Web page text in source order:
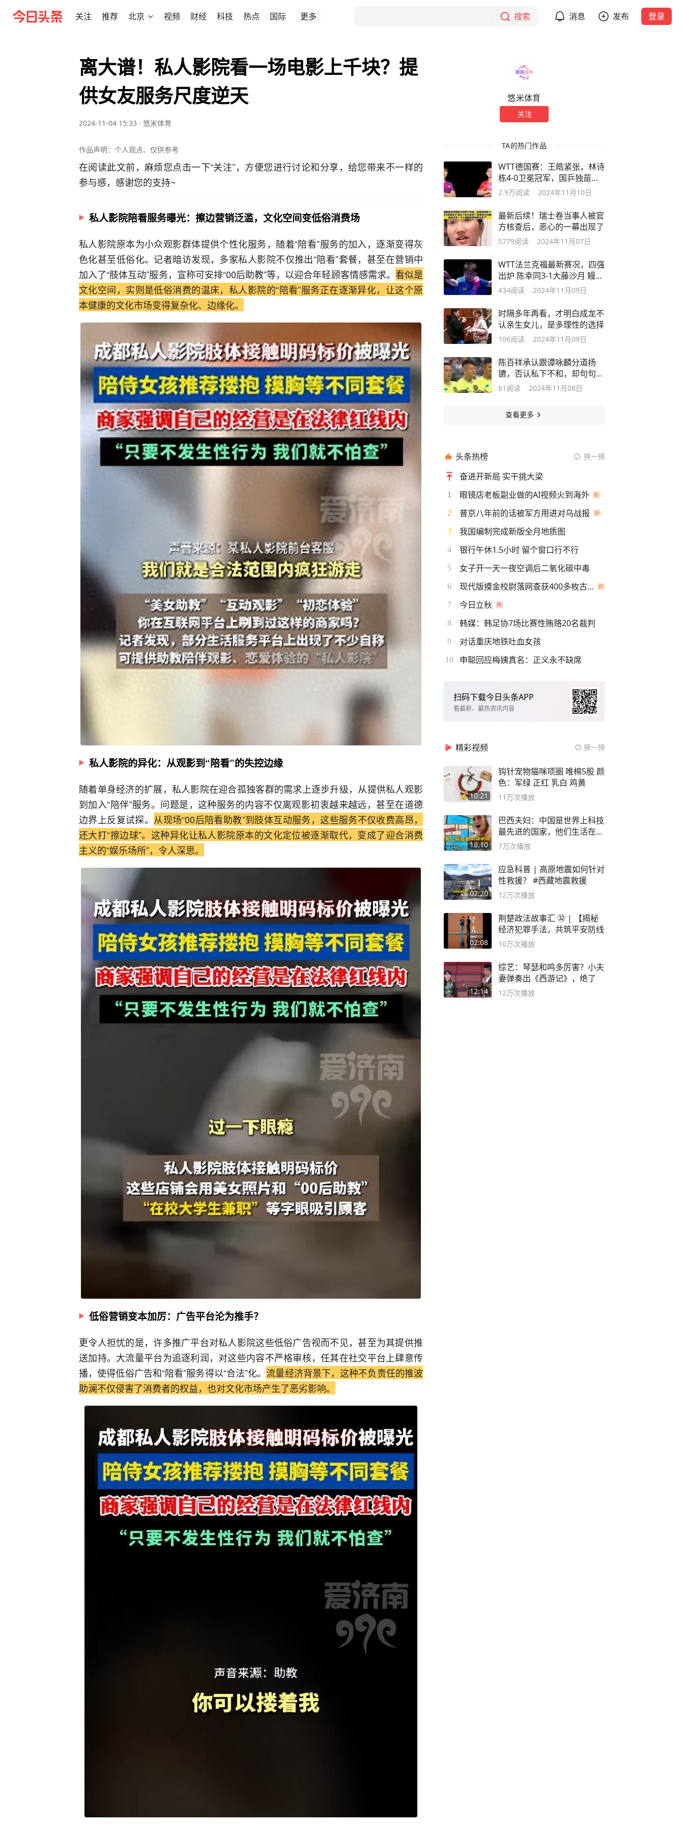
关注 推荐 北京 视频 财经 科技 热点 国际 更多 搜索 消息 发布 登录
离大谱！私人影院看一场电影上千块？提
供女友服务尺度逆天
2024-11-04 15:33 · 悠米体育
作品声明：个人观点、仅供参考
在阅读此文前，麻烦您点击一下“关注”，方便您进行讨论和分享，给您带来不一样的
参与感，感谢您的支持~
私人影院陪看服务曝光：擦边营销泛滥，文化空间变低俗消费场
私人影院原本为小众观影群体提供个性化服务，随着“陪看”服务的加入，逐渐变得灰
色化甚至低俗化。记者暗访发现，多家私人影院不仅推出“陪看”套餐，甚至在营销中
加入了“肢体互动”服务，宣称可安排“00后助教”等，以迎合年轻顾客情感需求。 看似是
文化空间，实则是低俗消费的温床，私人影院的“陪看”服务正在逐渐异化，让这个原
本健康的文化市场变得复杂化、边缘化。
私人影院的异化：从观影到“陪看”的失控边缘
随着单身经济的扩展，私人影院在迎合孤独客群的需求上逐步升级，从提供私人观影
到加入“陪伴”服务。问题是，这种服务的内容不仅离观影初衷越来越远，甚至在道德
边界上反复试探。 从现场“00后陪看助教”到肢体互动服务，这些服务不仅收费高昂，
还大打“擦边球”。这种异化让私人影院原本的文化定位被逐渐取代，变成了迎合消费
主义的“娱乐场所”，令人深思。
低俗营销变本加厉：广告平台沦为推手？
更令人担忧的是，许多推广平台对私人影院这些低俗广告视而不见，甚至为其提供推
送加持。大流量平台为追逐利润，对这些内容不严格审核，任其在社交平台上肆意传
播，使得低俗广告和“陪看”服务得以“合法”化。 流量经济背景下，这种不负责任的推波
助澜不仅侵害了消费者的权益，也对文化市场产生了恶劣影响。
悠米体育
关注
TA的热门作品
WTT德国赛：王皓紧张，林诗
栋4-0卫冕冠军，国乒独苗再
赢一场夺冠
2.9万阅读 2024年11月10日
最新后续！瑞士卷当事人被官
方核查后，恶心的一幕出现了
5779阅读 2024年11月07日
WTT法兰克福最新赛况，四强
出炉 陈幸同3-1大藤沙月 鳗鱼
3-0附赛程
434阅读 2024年11月09日
时隔多年再看，才明白成龙不
认亲生女儿，是多理性的选择
106阅读 2024年11月09日
陈百祥承认跟谭咏麟分道扬
镳，否认私下不和，却句句贬
损对方球队
61 阅读 2024年11月08日
查看更多
头条热榜 换一换
奋进开新局 实干挑大梁
1 眼镜店老板副业做的AI视频火到海外
2 普京八年前的话被军方用进对乌战报
3 我国编制完成新版全月地质图
4 银行午休1.5小时 留个窗口行不行
5 女子开一天一夜空调后二氧化碳中毒
6 现代版摸金校尉落网查获400多枚古币
7 今日立秋
8 韩媒：韩足协7场比赛性贿赂20名裁判
9 对话重庆地铁吐血女孩
10 申聪回应梅姨真名：正义永不缺席
扫码下载今日头条APP
看最新、最热资讯内容
精彩视频 换一换
10:21
钩针宠物猫咪项圈 唯棉5股 颜
色：军绿 正红 乳白 鸡黄
11万次播放
18:10
巴西夫妇：中国是世界上科技
最先进的国家，他们生活在
2999年
7万次播放
02:20
应急科普 | 高原地震如何针对
性救援？ #西藏地震救援
12万次播放
02:08
荆楚政法故事汇 ㉜ | 【揭秘
经济犯罪手法，共筑平安防线
10万次播放
12:14
综艺：琴瑟和鸣多厉害？小夫
妻弹奏出《西游记》，绝了
12万次播放